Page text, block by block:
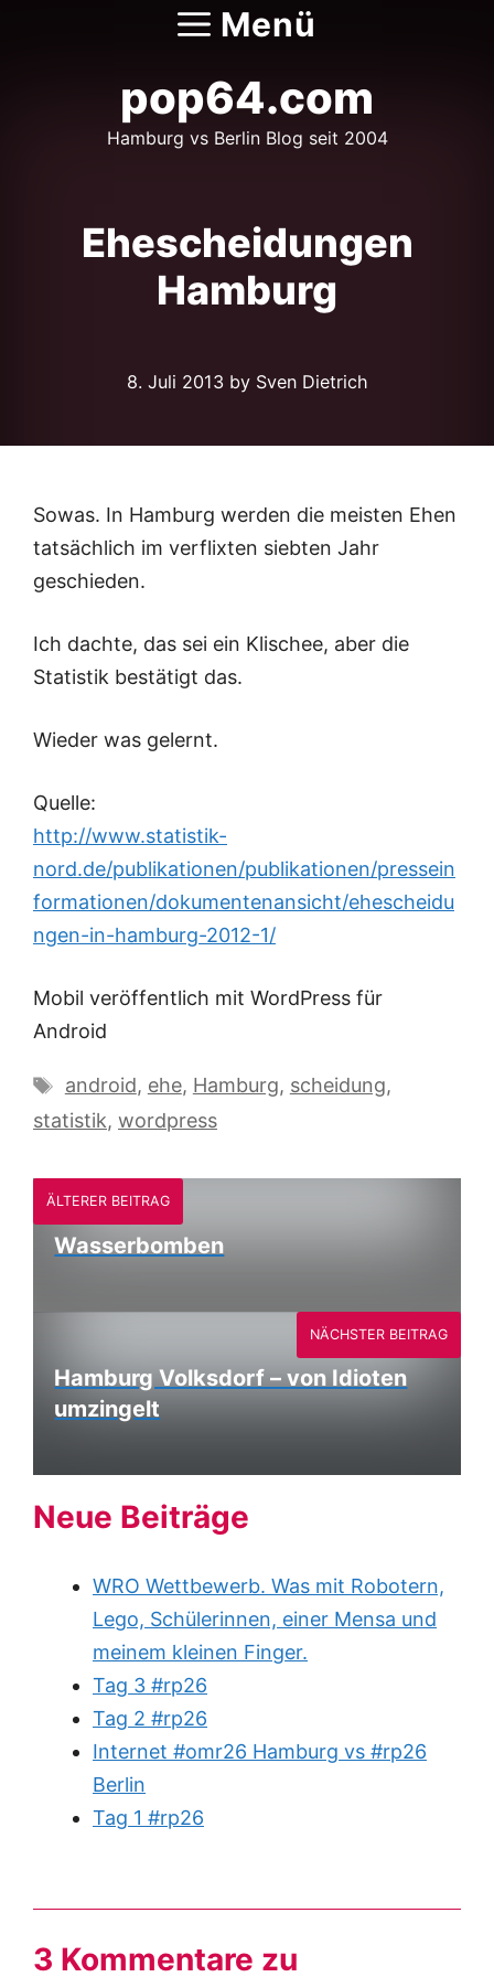
Menü
pop64.com
Hamburg vs Berlin Blog seit 2004
Ehescheidungen
Hamburg
8. Juli 2013by Sven Dietrich
Sowas. In Hamburg werden die meisten Ehen
tatsächlich im verflixten siebten Jahr
geschieden.
Ich dachte, das sei ein Klischee, aber die
Statistik bestätigt das.
Wieder was gelernt.
Quelle:
http://www.statistik-
nord.de/publikationen/publikationen/pressein
formationen/dokumentenansicht/ehescheidu
ngen-in-hamburg-2012-1/
Mobil veröffentlich mit WordPress für
Android
Schlagwörter
android, ehe, Hamburg, scheidung,
statistik, wordpress
ÄLTERER BEITRAG
Wasserbomben
Hamburg Volksdorf – von Idioten
umzingelt
NÄCHSTER BEITRAG
Neue Beiträge
WRO Wettbewerb. Was mit Robotern,
Lego, Schülerinnen, einer Mensa und
meinem kleinen Finger.
Tag 3 #rp26
Tag 2 #rp26
Internet #omr26 Hamburg vs #rp26
Berlin
Tag 1 #rp26
3 Kommentare zu